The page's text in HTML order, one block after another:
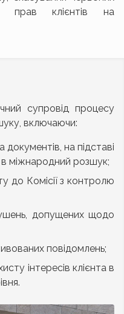
прав клієнтів на
супровід процесу
включаючи:
на підставі
міжнародний розшук;
до Комісії з контролю
допущених щодо
повідомлень;
інтересів клієнта в